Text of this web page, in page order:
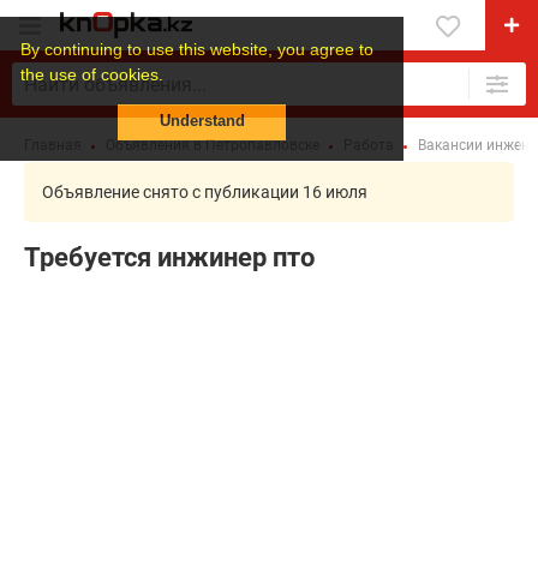
By continuing to use this website, you agree to
the use of cookies.
Understand
Объявления в Петропавловске Вакансии
Объявление снято с публикации 16 июля
Требуется инжинер пто